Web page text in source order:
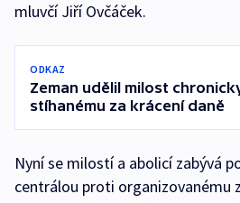
mluvčí Jiří Ovčáček.
ODKAZ
Zeman udělil milost
stíhanému za krácení daně
Nyní se milostí a abolicí zabývá
centrálou proti organizovanému